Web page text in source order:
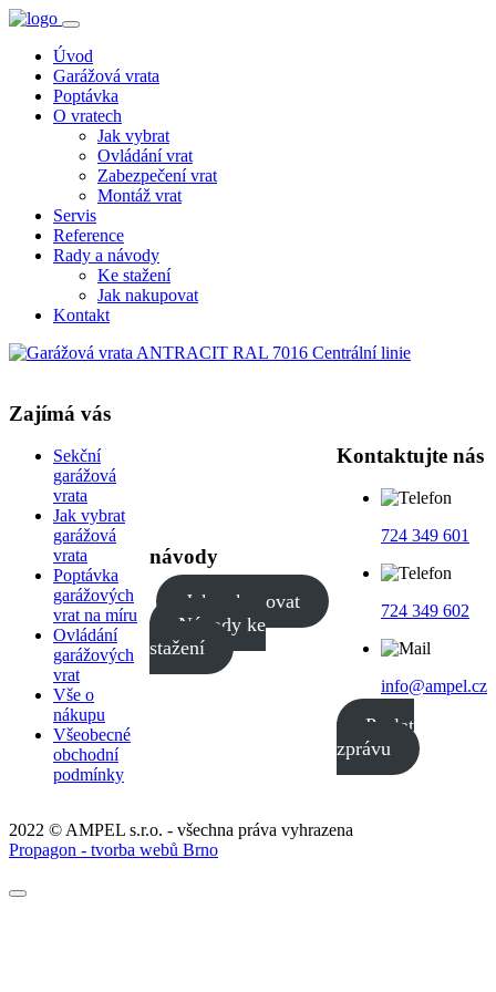
Úvod
Garážová vrata
Poptávka
O vratech
Jak vybrat
Ovládání vrat
Zabezpečení vrat
Montáž vrat
Servis
Reference
Rady a návody
Ke stažení
Jak nakupovat
Kontakt
Zajímá vás
Sekční
garážová
vrata
Jak vybrat
garážová
vrata
Poptávka
garážových
vrat na míru
Ovládání
garážových
vrat
Vše o
nákupu
Všeobecné
obchodní
podmínky
návody
Jak nakupovat
Návody ke
stažení
Kontaktujte nás
724 349 601
724 349 602
info@ampel.cz
Poslat
zprávu
2022 © AMPEL s.r.o. - všechna práva vyhrazena
Propagon - tvorba webů Brno